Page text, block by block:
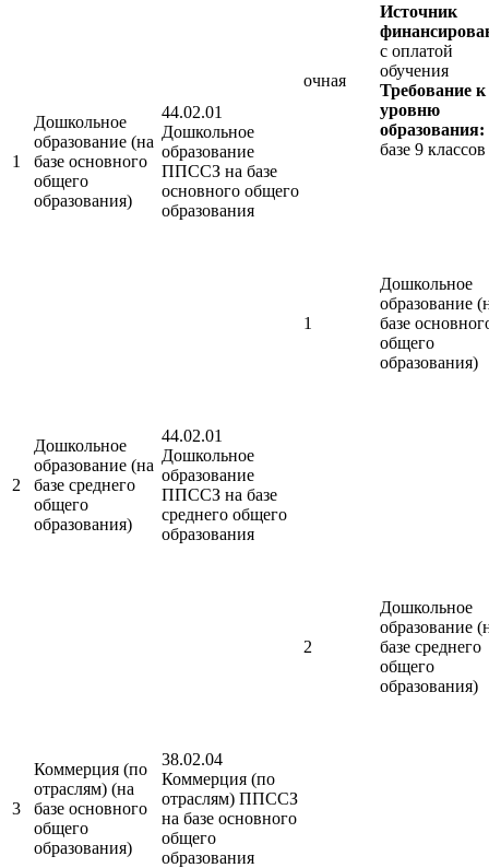
1
Дошкольное
образование (на
базе основного
общего
образования)
44.02.01
Дошкольное
образование
ППССЗ на базе
основного общего
образования
очная
Источник
с оплатой
обучения
Требование к
уровню
образования:
базе 9 классов
1
Дошкольное
образование
базе
общего
образования)
2
Дошкольное
образование (на
базе среднего
общего
образования)
44.02.01
Дошкольное
образование
ППССЗ на базе
среднего общего
образования
2
Дошкольное
образование
базе среднего
общего
образования)
3
Коммерция (по
отраслям) (на
базе основного
общего
образования)
38.02.04
Коммерция (по
отраслям) ППССЗ
на базе основного
общего
образования